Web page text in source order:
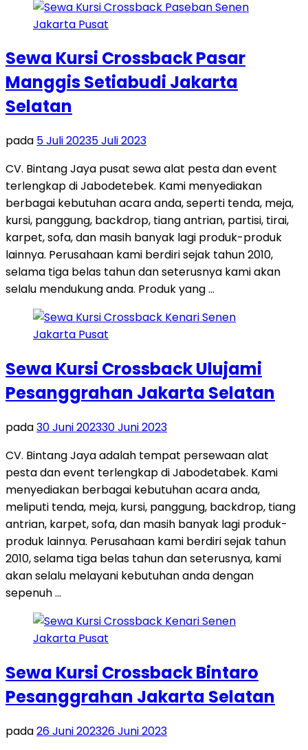
Sewa Kursi Crossback Pasar
Manggis Setiabudi Jakarta
Selatan
pada 5 Juli 20235 Juli 2023
CV. Bintang Jaya pusat sewa alat pesta dan event
terlengkap di Jabodetebek. Kami menyediakan
berbagai kebutuhan acara anda, seperti tenda, meja,
kursi, panggung, backdrop, tiang antrian, partisi, tirai,
karpet, sofa, dan masih banyak lagi produk-produk
lainnya. Perusahaan kami berdiri sejak tahun 2010,
selama tiga belas tahun dan seterusnya kami akan
selalu mendukung anda. Produk yang …
Sewa Kursi Crossback Ulujami
Pesanggrahan Jakarta Selatan
pada30 Juni 202330 Juni 2023
CV. Bintang Jaya adalah tempat persewaan alat
pesta dan event terlengkap di Jabodetabek. Kami
menyediakan berbagai kebutuhan acara anda,
meliputi tenda, meja, kursi, panggung, backdrop, tiang
antrian, karpet, sofa, dan masih banyak lagi produk-
produk lainnya. Perusahaan kami berdiri sejak tahun
2010, selama tiga belas tahun dan seterusnya, kami
akan selalu melayani kebutuhan anda dengan
sepenuh …
Sewa Kursi Crossback Bintaro
Pesanggrahan Jakarta Selatan
pada26 Juni 202326 Juni 2023